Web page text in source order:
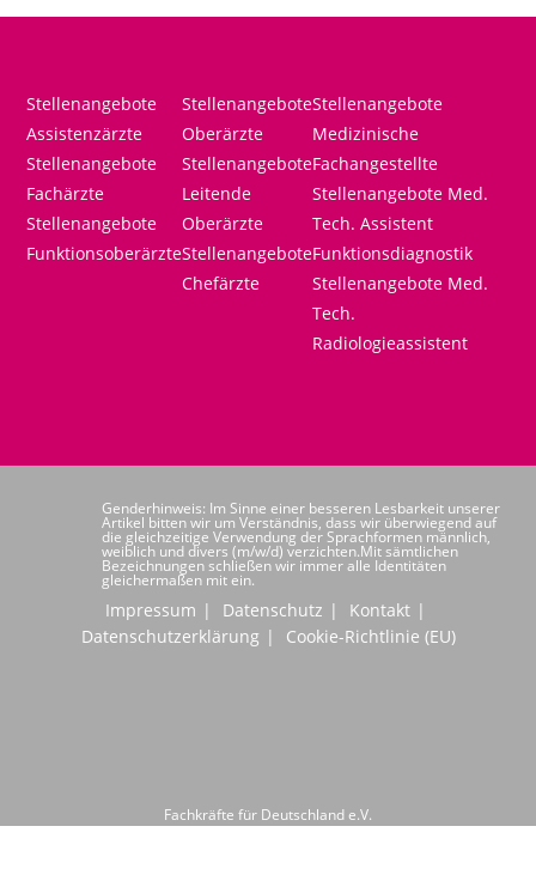
Stellenangebote
Assistenzärzte
Stellenangebote
Fachärzte
Stellenangebote
Funktionsoberärzte
Stellenangebote
Oberärzte
Stellenangebote
Leitende
Oberärzte
Stellenangebote
Chefärzte
Stellenangebote
Medizinische
Fachangestellte
Stellenangebote Med.
Tech. Assistent
Funktionsdiagnostik
Stellenangebote Med.
Tech.
Radiologieassistent
Genderhinweis: Im Sinne einer besseren Lesbarkeit unserer
Artikel bitten wir um Verständnis, dass wir überwiegend auf
die gleichzeitige Verwendung der Sprachformen männlich,
weiblich und divers (m/w/d) verzichten.Mit sämtlichen
Bezeichnungen schließen wir immer alle Identitäten
gleichermaßen mit ein.
Impressum Datenschutz
Kontakt
Datenschutzerklärung
Cookie-Richtlinie (EU)
Fachkräfte für Deutschland e.V.